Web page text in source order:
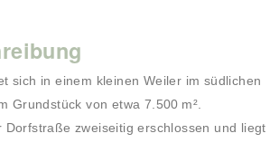
sich in einem kleinen Weiler im südlichen
Grundstück von etwa 7.500 m².
Dorfstraße zweiseitig erschlossen und liegt